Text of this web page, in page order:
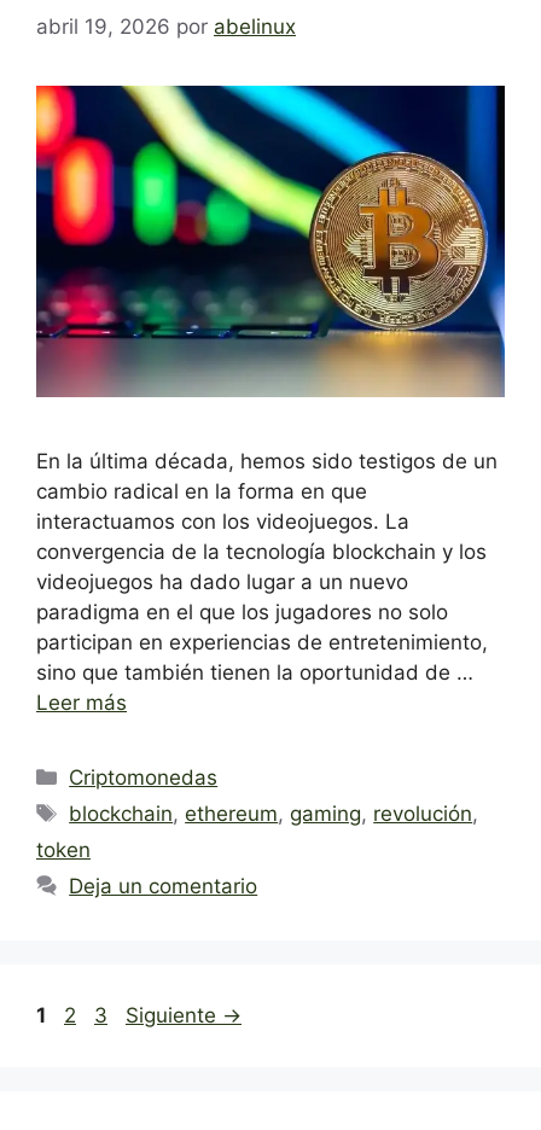
abril 19, 2026 por abelinux
En la última década, hemos sido testigos de un
cambio radical en la forma en que
interactuamos con los videojuegos. La
convergencia de la tecnología blockchain y los
videojuegos ha dado lugar a un nuevo
paradigma en el que los jugadores no solo
participan en experiencias de entretenimiento,
sino que también tienen la oportunidad de …
Leer más
Categorías
Criptomonedas
Etiquetas
blockchain,ethereum, gaming, revolución,
token
Deja un comentario
Página
1 Página
2 Página
3 Siguiente →